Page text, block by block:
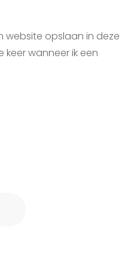
website opslaan in deze
wanneer ik een